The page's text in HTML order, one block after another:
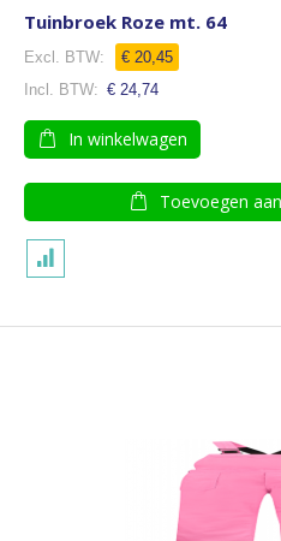
Tuinbroek Roze mt. 64
€ 20,45
€ 24,74
In winkelwagen
Toevoegen